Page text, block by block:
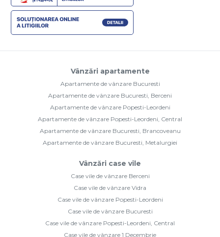
Vânzări apartamente
Apartamente de vânzare Bucuresti
Apartamente de vânzare Bucuresti, Berceni
Apartamente de vânzare Popesti-Leordeni
Apartamente de vânzare Popesti-Leordeni, Central
Apartamente de vânzare Bucuresti, Brancoveanu
Apartamente de vânzare Bucuresti, Metalurgiei
Vânzări case vile
Case vile de vânzare Berceni
Case vile de vânzare Vidra
Case vile de vânzare Popesti-Leordeni
Case vile de vânzare Bucuresti
Case vile de vânzare Popesti-Leordeni, Central
Case vile de vânzare 1 Decembrie